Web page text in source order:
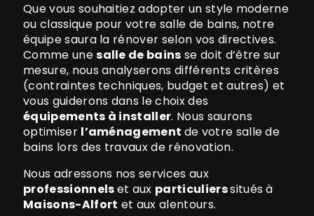
Que vous souhaitiez adopter un style moderne
ou classique pour votre salle de bains, notre
équipe saura la rénover selon vos directives.
Comme unesalle de bains se doit d’être sur
mesure, nous analyserons différents critères
(contraintes techniques, budget et autres) et
vous guiderons dans le choix des
équipements à installer. Nous saurons
optimiser l’aménagement de votre salle de
bains lors des travaux de rénovation.
Nous adressons nos services aux
professionnelset aux particulierssitués à
Maisons-Alfort et aux alentours.